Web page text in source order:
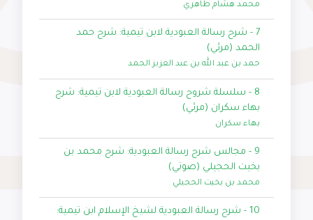
محمد هشام طاهري
7 - شرح رسالة العبودية لابن تيمية: شرح حمد
الحمد (مرئي)
حمد بن عبد الله بن عبد العزيز الحمد
8 - سلسلة شروح رسالة العبودية لابن تيمية: شرح
بهاء سكران (مرئي)
بهاء سكران
9 - مجالس شرح رسالة العبودية: شرح محمد بن
بخيت الحجيلي (صوتي)
محمد بن بخيت الحجيلي
10 - شرح رسالة العبودية لشيخ الإسلام ابن تيمية: